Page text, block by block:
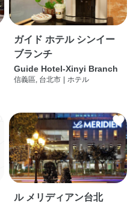
ガイド ホテル シンイー
ブランチ
Guide Hotel-Xinyi Branch
信義區, 台北市 ホテル
ル メリディアン台北